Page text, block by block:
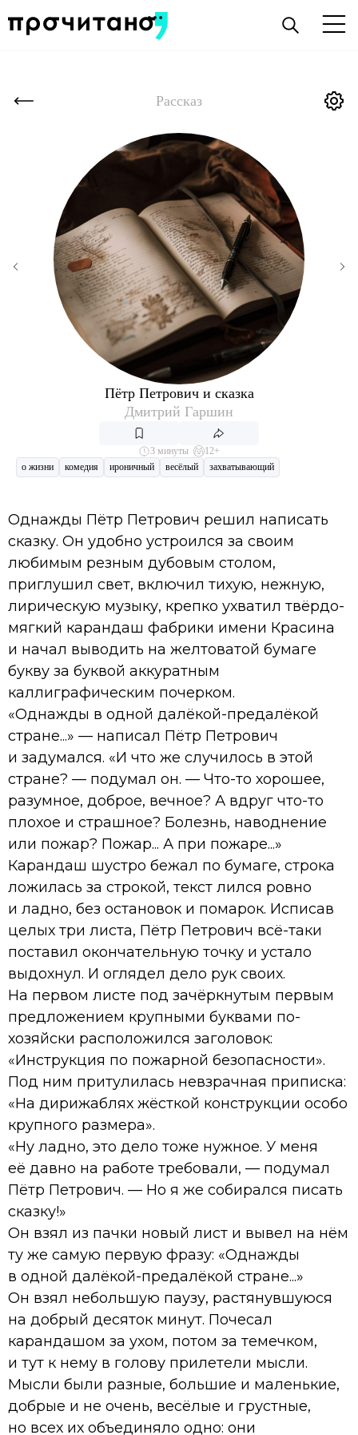
Рассказ
Пётр Петрович и сказка
Дмитрий Гаршин
3 минуты
12+
о жизни
комедия ироничный весёлый захватывающий
Однажды Пётр Петрович решил написать
сказку. Он удобно устроился за своим
любимым резным дубовым столом,
приглушил свет, включил тихую, нежную,
лирическую музыку, крепко ухватил твёрдо-
мягкий карандаш фабрики имени Красина
и начал выводить на желтоватой бумаге
букву за буквой аккуратным
каллиграфическим почерком.
«Однажды в одной далёкой-предалёкой
стране...» — написал Пётр Петрович
и задумался. «И что же случилось в этой
стране? — подумал он. — Что-то хорошее,
разумное, доброе, вечное? А вдруг что-то
плохое и страшное? Болезнь, наводнение
или пожар? Пожар... А при пожаре...»
Карандаш шустро бежал по бумаге, строка
ложилась за строкой, текст лился ровно
и ладно, без остановок и помарок. Исписав
целых три листа, Пётр Петрович всё-таки
поставил окончательную точку и устало
выдохнул. И оглядел дело рук своих.
На первом листе под зачёркнутым первым
предложением крупными буквами по-
хозяйски расположился заголовок:
«Инструкция по пожарной безопасности».
Под ним притулилась невзрачная приписка:
«На дирижаблях жёсткой конструкции особо
крупного размера».
«Ну ладно, это дело тоже нужное. У меня
её давно на работе требовали, — подумал
Пётр Петрович. — Но я же собирался писать
сказку!»
Он взял из пачки новый лист и вывел на нём
ту же самую первую фразу: «Однажды
в одной далёкой-предалёкой стране...»
Он взял небольшую паузу, растянувшуюся
на добрый десяток минут. Почесал
карандашом за ухом, потом за темечком,
и тут к нему в голову прилетели мысли.
Мысли были разные, большие и маленькие,
добрые и не очень, весёлые и грустные,
но всех их объединяло одно: они